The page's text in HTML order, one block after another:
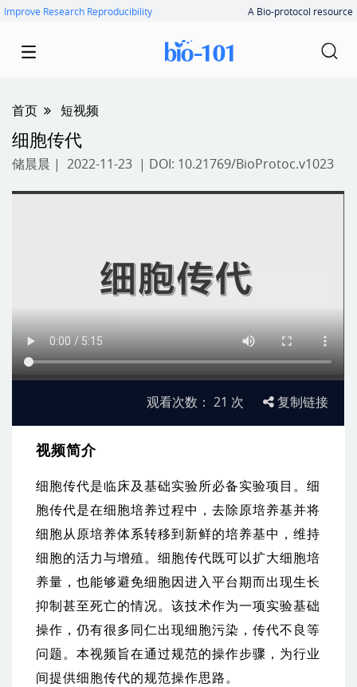
Improve Research Reproducibility A Bio-protocol resource
首页 短视频
细胞传代
储晨晨 | 2022-11-23 | DOI: 10.21769/BioProtoc.v1023
观看次数： 21 次 复制链接
视频简介
细胞传代是临床及基础实验所必备实验项目。细
胞传代是在细胞培养过程中，去除原培养基并将
细胞从原培养体系转移到新鲜的培养基中，维持
细胞的活力与增殖。细胞传代既可以扩大细胞培
养量，也能够避免细胞因进入平台期而出现生长
抑制甚至死亡的情况。该技术作为一项实验基础
操作，仍有很多同仁出现细胞污染，传代不良等
问题。本视频旨在通过规范的操作步骤，为行业
间提供细胞传代的规范操作思路。